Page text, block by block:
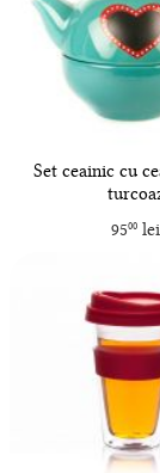
Set ceainic cu
9500lei